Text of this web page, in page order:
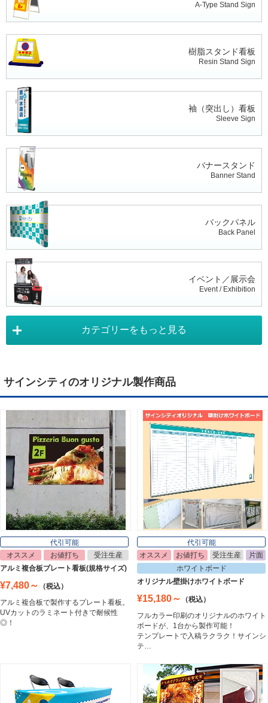
A-Type Stand Sign
樹脂スタンド看板
Resin Stand Sign
袖（突出し）看板
Sleeve Sign
バナースタンド
Banner Stand
バックパネル
Back Panel
イベント／展示会
Event / Exhibition
Tapestry
ライトパネル
Light Panel
ポスターフレーム
Poster Frame
イーゼル
Easel
ホワイトボード
White Board
プレート看板
Plate Board
カテゴリーをもっと見る
サインシティのオリジナル製作商品
代引可能
オススメ
お値打ち
受注生産
アルミ複合板プレート看板(規格サイズ)
¥7,480～
（税込）
アルミ複合板で製作するプレート看板。
UVカットのラミネート付きで耐候性
◎！
代引可能
オススメ
お値打ち 受注生産
片面
ホワイトボード
オリジナル壁掛けホワイトボード
¥15,180～
（税込）
フルカラー印刷のオリジナルのホワイト
ボードが、1台から製作可能！
テンプレートで入稿ラクラク！サインシ
テ…